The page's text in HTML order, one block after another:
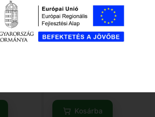
kúpos
Láncvezető 16″.325 1,5mm
66szem
Kosárba